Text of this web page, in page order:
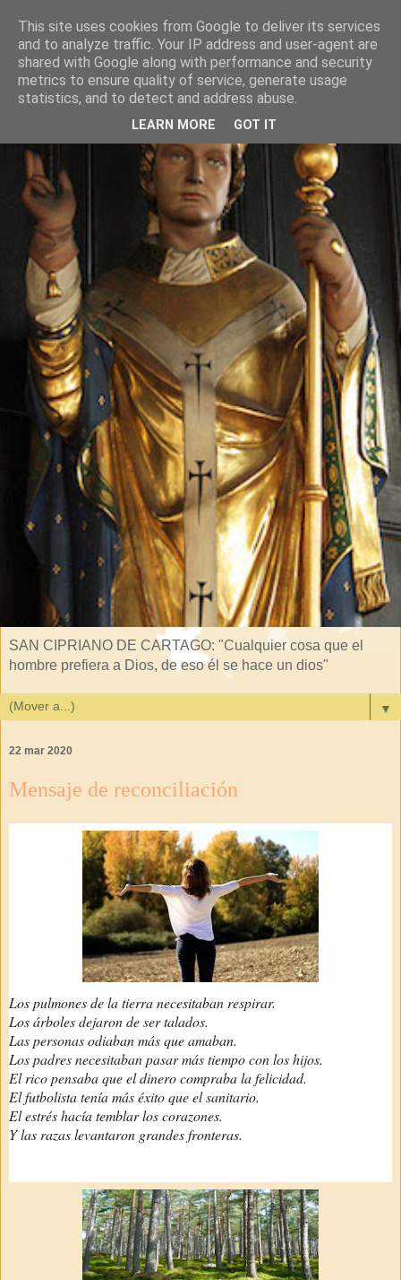
SAN CIPRIANO DE CARTAGO: "Cualquier cosa que el
hombre prefiera a Dios, de eso él se hace un dios"
▼
22 mar 2020
Mensaje de reconciliación
Los pulmones de la tierra necesitaban respirar.
Los árboles dejaron de ser talados.
Las personas odiaban más que amaban.
Los padres necesitaban pasar más tiempo con los hijos.
El rico pensaba que el dinero compraba la felicidad.
El futbolista tenía más éxito que el sanitario.
El estrés hacía temblar los corazones.
Y las razas levantaron grandes fronteras.
This site uses cookies from Google to deliver its services
and to analyze traffic. Your IP address and user-agent are
shared with Google along with performance and security
metrics to ensure quality of service, generate usage
statistics, and to detect and address abuse.
LEARN MORE GOT IT